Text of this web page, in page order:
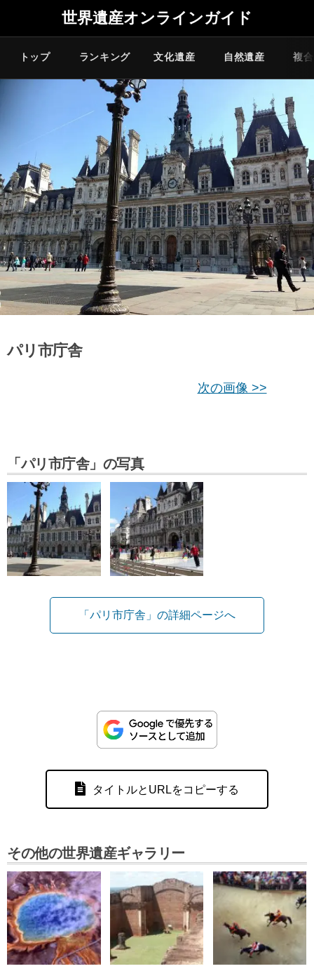
世界遺産オンラインガイド
トップ ランキング 文化遺産 自然遺産 複
パリ市庁舎
次の画像 >>
「パリ市庁舎」の写真
「パリ市庁舎」の詳細ページへ
タイトルとURLをコピーする
その他の世界遺産ギャラリー